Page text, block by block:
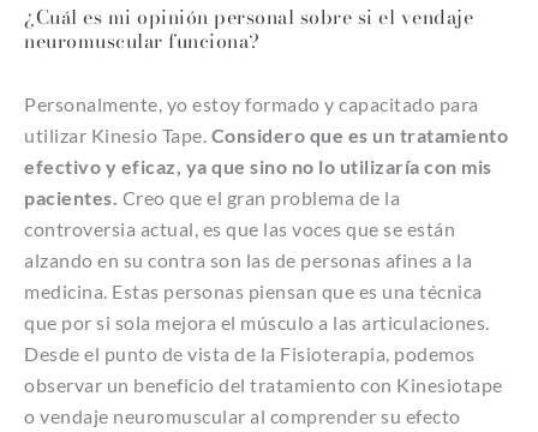
¿Cuál es mi opinión personal sobre si el vendaje
neuromuscular funciona?
Personalmente, yo estoy formado y capacitado para
utilizar Kinesio Tape. Considero que es un tratamiento
efectivo y eficaz, ya que sino no lo utilizaría con mis
pacientes. Creo que el gran problema de la
controversia actual, es que las voces que se están
alzando en su contra son las de personas afines a la
medicina. Estas personas piensan que es una técnica
que por si sola mejora el músculo a las articulaciones.
Desde el punto de vista de la Fisioterapia, podemos
observar un beneficio del tratamiento con Kinesiotape
o vendaje neuromuscular al comprender su efecto